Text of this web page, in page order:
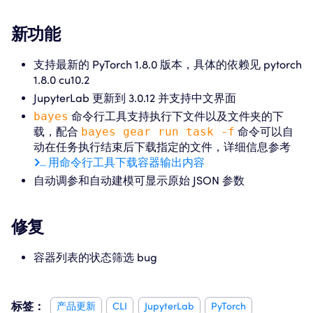
新功能
支持最新的 PyTorch 1.8.0 版本，具体的依赖见 pytorch
1.8.0 cu10.2
JupyterLab 更新到 3.0.12 并支持中文界面
bayes 命令行工具支持执行下文件以及文件夹的下
载，配合 bayes gear run task -f 命令可以自
动在任务执行结束后下载指定的文件，详细信息参考
用命令行工具下载容器输出内容
自动调参和自动建模可显示原始 JSON 参数
修复
容器列表的状态筛选 bug
标签： 产品更新 CLI JupyterLab PyTorch